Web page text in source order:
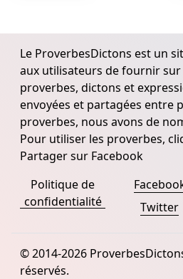
Le ProverbesDictons est un
aux utilisateurs de fournir sur
proverbes, dictons et
envoyées et partagées entre
proverbes, nous avons de
Pour utiliser les proverbes,
Partager sur Facebook
Politique de
confidentialité
Twitter
© 2014-2026
réservés.